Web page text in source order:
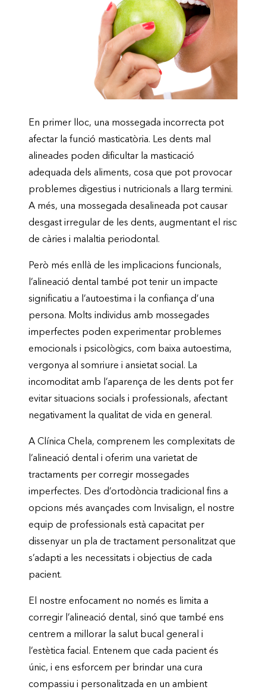
En primer lloc, una mossegada incorrecta pot
afectar la funció masticatòria. Les dents mal
alineades poden dificultar la masticació
adequada dels aliments, cosa que pot provocar
problemes digestius i nutricionals a llarg termini.
A més, una mossegada desalineada pot causar
desgast irregular de les dents, augmentant el risc
de càries i malaltia periodontal.
Però més enllà de les implicacions funcionals,
l’alineació dental també pot tenir un impacte
significatiu a l’autoestima i la confiança d’una
persona. Molts individus amb mossegades
imperfectes poden experimentar problemes
emocionals i psicològics, com baixa autoestima,
vergonya al somriure i ansietat social. La
incomoditat amb l’aparença de les dents pot fer
evitar situacions socials i professionals, afectant
negativament la qualitat de vida en general.
A Clínica Chela, comprenem les complexitats de
l’alineació dental i oferim una varietat de
tractaments per corregir mossegades
imperfectes. Des d’ortodòncia tradicional fins a
opcions més avançades com Invisalign, el nostre
equip de professionals està capacitat per
dissenyar un pla de tractament personalitzat que
s’adapti a les necessitats i objectius de cada
pacient.
El nostre enfocament no només es limita a
corregir l’alineació dental, sinó que també ens
centrem a millorar la salut bucal general i
l’estètica facial. Entenem que cada pacient és
únic, i ens esforcem per brindar una cura
compassiu i personalitzada en un ambient